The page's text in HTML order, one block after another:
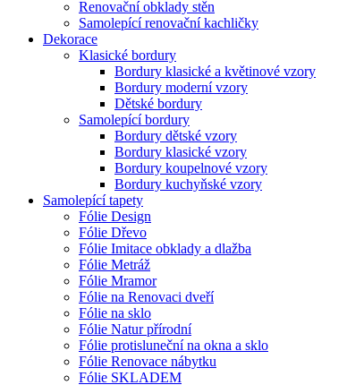
Renovační obklady stěn
Samolepící renovační kachličky
Dekorace
Klasické bordury
Bordury klasické a květinové vzory
Bordury moderní vzory
Dětské bordury
Samolepící bordury
Bordury dětské vzory
Bordury klasické vzory
Bordury koupelnové vzory
Bordury kuchyňské vzory
Samolepící tapety
Fólie Design
Fólie Dřevo
Fólie Imitace obklady a dlažba
Fólie Metráž
Fólie Mramor
Fólie na Renovaci dveří
Fólie na sklo
Fólie Natur přírodní
Fólie protisluneční na okna a sklo
Fólie Renovace nábytku
Fólie SKLADEM